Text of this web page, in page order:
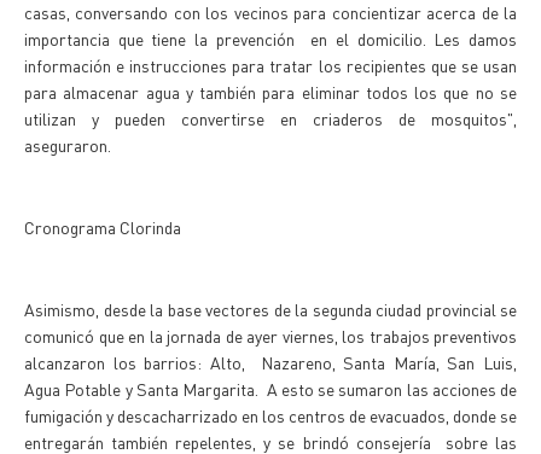
casas, conversando con los vecinos para concientizar acerca de la
importancia que tiene la prevención en el domicilio. Les damos
información e instrucciones para tratar los recipientes que se usan
para almacenar agua y también para eliminar todos los que no se
utilizan y pueden convertirse en criaderos de mosquitos",
aseguraron.
Cronograma Clorinda
Asimismo, desde la base vectores de la segunda ciudad provincial se
comunicó que en la jornada de ayer viernes, los trabajos preventivos
alcanzaron los barrios: Alto, Nazareno, Santa María, San Luis,
Agua Potable y Santa Margarita. A esto se sumaron las acciones de
fumigación y descacharrizado en los centros de evacuados, donde se
entregarán también repelentes, y se brindó consejería sobre las